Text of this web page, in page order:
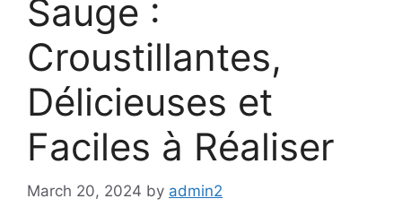
Sauge :
Croustillantes,
Délicieuses et
Faciles à Réaliser
March 20, 2024 by admin2